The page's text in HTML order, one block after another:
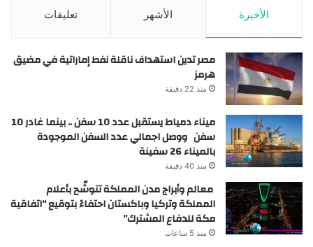
الأخيرة الأشهر تعليقات
مصر تدين استهداف ناقلة نفط إماراتية في مضيق
هرمز
منذ 22 دقيقة
ميناء دمياط يستقبل عدد 10 سفن .. بينما غادر 10
سفن ووصل اجمالي عدد السفن الموجودة
بالميناء 26 سفينة
منذ 40 دقيقة
معالم وأبراج مدن المملكة تتوشّح بأعلام
المملكة وتركيا وباكستان احتفاءً بتوقيع “اتفاقية
مكة للدفاع المشترك”
منذ 5 ساعات